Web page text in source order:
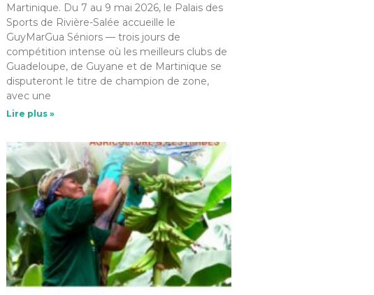
Martinique. Du 7 au 9 mai 2026, le Palais des
Sports de Rivière-Salée accueille le
GuyMarGua Séniors — trois jours de
compétition intense où les meilleurs clubs de
Guadeloupe, de Guyane et de Martinique se
disputeront le titre de champion de zone,
avec une
Lire plus »